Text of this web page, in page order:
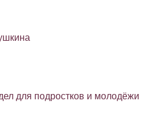
для подростков и молодёжи